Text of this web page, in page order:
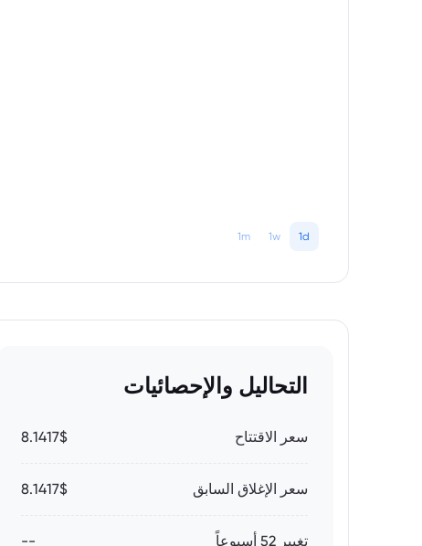
1d
1w
1m
التحاليل والإحصائيات
سعر الاقتتاح 8.1417$
سعر الإغلاق السابق 8.1417$
تغيير 52 أسبوعاً --